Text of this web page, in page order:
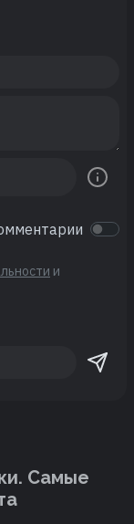
и
Cамые